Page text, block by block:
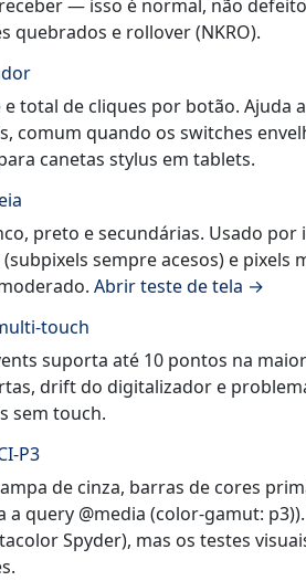
— isso é normal, não
quebrados e rollover (NKRO).
total de cliques por botão. Ajuda
comum quando os switches
canetas stylus em tablets.
preto e secundárias. Usado por
sempre acesos) e pixels
Abrir teste de tela →
touch
suporta até 10 pontos na
drift do digitalizador e
sem touch.
P3
de cinza, barras de cores
query @media (color-gamut:
Spyder), mas os testes